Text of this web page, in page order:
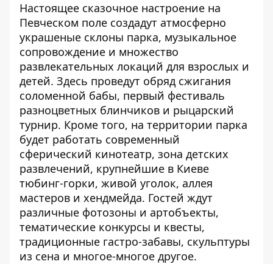
Настоящее сказочное настроение на
Певческом поле создадут атмосферно
украшеные склоны парка, музыкальное
сопровождение и множество
развлекательных локаций для взрослых и
детей. Здесь проведут обряд сжигания
соломенной бабы, первый фестиваль
разноцветных блинчиков и рыцарский
турнир. Кроме того, на территории парка
будет работать современный
сферический кинотеатр, зона детских
развлечений, крупнейшие в Киеве
тюбинг-горки, живой уголок, аллея
мастеров и хендмейда. Гостей ждут
различные фотозоны и артобъекты,
тематические конкурсы и квесты,
традиционные гастро-забавы, скульптуры
из сена и многое-многое другое.